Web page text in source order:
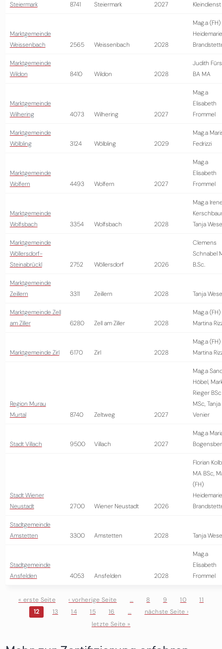
Steiermark
8741
Steiermark
2027
Kleindienst
Marktgemeinde
Weissenbach
2565 Weissenbach 2028
Mag.a (FH)
Heidemarie
Marktgemeinde
Wildon
8410 Wildon 2028
Judith
BA MA
Marktgemeinde
Wilhering
4073 Wilhering 2027
Mag.a
Elisabeth
Frommel
Marktgemeinde
Wölbling
3124 Wölbling 2029
Mag.a
Fedrizzi
Marktgemeinde
Wolfern
4493 Wolfern 2027
Mag.a
Elisabeth
Frommel
Marktgemeinde
Wolfsbach
3354 Wolfsbach 2028
Mag.a
Tanja
Marktgemeinde
Wöllersdorf-
Steinabrückl
2752 Wöllersdorf 2026
Clemens
Schnabel
B.Sc.
Marktgemeinde
Zeillern
3311 Zeillern 2028 Tanja
Marktgemeinde Zell
am Ziller
6280 Zell am Ziller 2028
Mag.a (FH)
Martina
Marktgemeinde Zirl 6170 Zirl 2028
Mag.a (FH)
Martina
Region Murau
Murtal
8740 Zeltweg 2027
Mag.a
Höbel,
Rieger BSc
MSc, Tanja
Venier
Stadt Villach 9500 Villach 2027
Mag.a
Stadt Wiener
Neustadt
2700 Wiener Neustadt 2026
Florian
MA BSc,
(FH)
Heidemarie
Stadtgemeinde
Amstetten
3300 Amstetten 2028 Tanja
Stadtgemeinde
Ansfelden
4053 Ansfelden 2028
Mag.a
Elisabeth
Frommel
Seiten
« erste Seite ‹ vorherige Seite … 8 9 10
11
12
13 14 15 16 …
nächste Seite ›
letzte Seite »